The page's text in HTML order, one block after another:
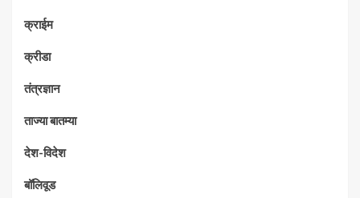
क्राईम
क्रीडा
तंत्रज्ञान
ताज्या बातम्या
देश-विदेश
बॉलिवूड